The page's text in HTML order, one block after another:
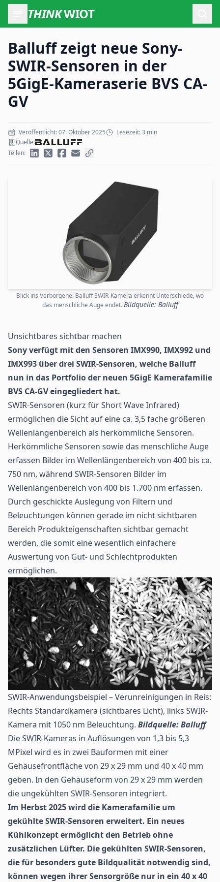
THINKWIOT
Balluff zeigt neue Sony-
SWIR-Sensoren in der
5GigE-Kameraserie BVS CA-
GV
Veröffentlicht: 07. Oktober 2025
Lesezeit: 3 min
Quelle:
Teilen:
Blick ins Verborgene: Balluff SWIR-Kamera erkennt Unterschiede, wo
das menschliche Auge endet. Bildquelle: Balluff
Unsichtbares sichtbar machen
Sony verfügt mit den Sensoren IMX990, IMX992 und
IMX993 über drei SWIR-Sensoren, welche Balluff
nun in das Portfolio der neuen 5GigE Kamerafamilie
BVS CA-GV eingegliedert hat.
SWIR-Sensoren (kurz für Short Wave Infrared)
ermöglichen die Sicht auf eine ca. 3,5 fache größeren
Wellenlängenbereich als herkömmliche Sensoren.
Herkömmliche Sensoren sowie das menschliche Auge
erfassen Bilder im Wellenlängenbereich von 400 bis ca.
750 nm, während SWIR-Sensoren Bilder im
Wellenlängenbereich von 400 bis 1.700 nm erfassen.
Durch geschickte Auslegung von Filtern und
Beleuchtungen können gerade im nicht sichtbaren
Bereich Produkteigenschaften sichtbar gemacht
werden, die somit eine wesentlich einfachere
Auswertung von Gut- und Schlechtprodukten
ermöglichen.
SWIR-Anwendungsbeispiel – Verunreinigungen in Reis:
Rechts Standardkamera (sichtbares Licht), links SWIR-
Kamera mit 1050 nm Beleuchtung. Bildquelle: Balluff
Die SWIR-Kameras in Auflösungen von 1,3 bis 5,3
MPixel wird es in zwei Bauformen mit einer
Gehäusefrontfläche von 29 x 29 mm und 40 x 40 mm
geben. In den Gehäuseform von 29 x 29 mm werden
die ungekühlten SWIR-Sensoren integriert.
Im Herbst 2025 wird die Kamerafamilie um
gekühlte SWIR-Sensoren erweitert. Ein neues
Kühlkonzept ermöglicht den Betrieb ohne
zusätzlichen Lüfter. Die gekühlten SWIR-Sensoren,
die für besonders gute Bildqualität notwendig sind,
können wegen ihrer Sensorgröße nur in ein 40 x 40